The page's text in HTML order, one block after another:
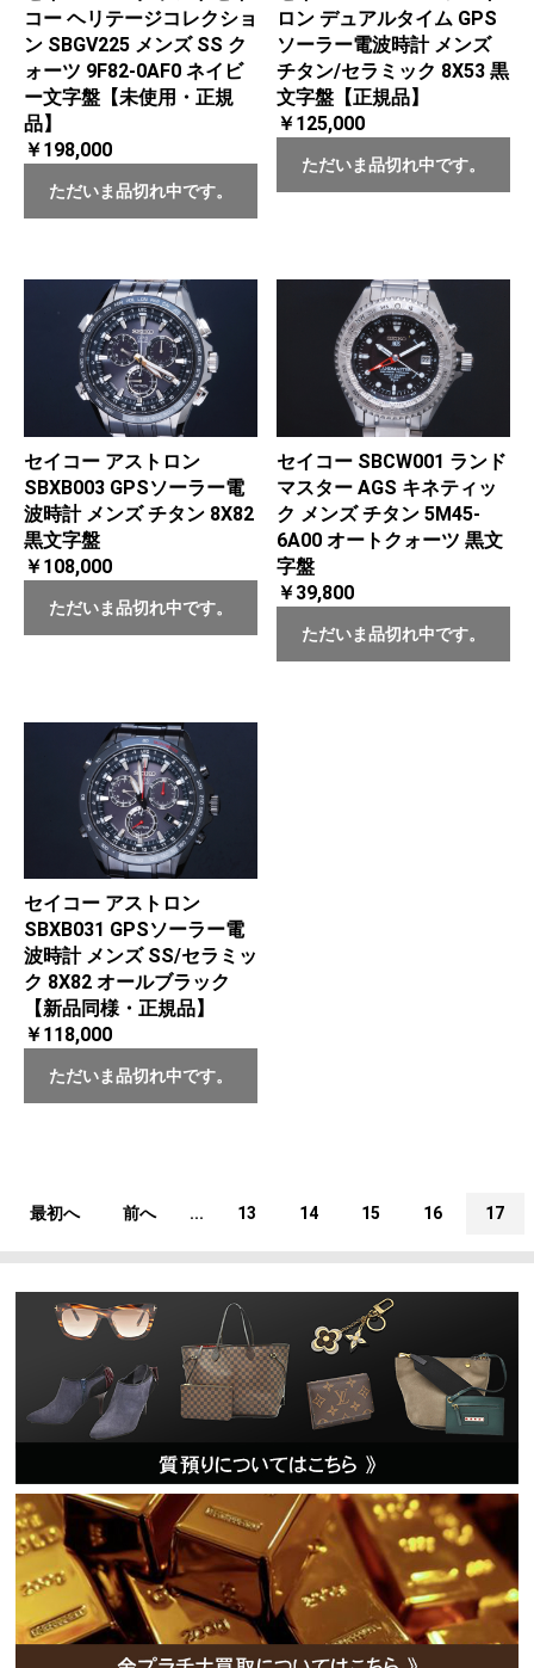
コー ヘリテージコレクショ
ン SBGV225 メンズ SS ク
ォーツ 9F82-0AF0 ネイビ
ー文字盤【未使用・正規
品】
￥198,000
ただいま品切れ中です。
ロン デュアルタイム GPS
ソーラー電波時計 メンズ
チタン/セラミック 8X53 黒
文字盤【正規品】
￥125,000
ただいま品切れ中です。
セイコー アストロン
SBXB003 GPSソーラー電
波時計 メンズ チタン 8X82
黒文字盤
￥108,000
ただいま品切れ中です。
セイコー SBCW001 ランド
マスター AGS キネティッ
ク メンズ チタン 5M45-
6A00 オートクォーツ 黒文
字盤
￥39,800
ただいま品切れ中です。
セイコー アストロン
SBXB031 GPSソーラー電
波時計 メンズ SS/セラミッ
ク 8X82 オールブラック
【新品同様・正規品】
￥118,000
ただいま品切れ中です。
最初へ 前へ ... 13 14 15 16 17